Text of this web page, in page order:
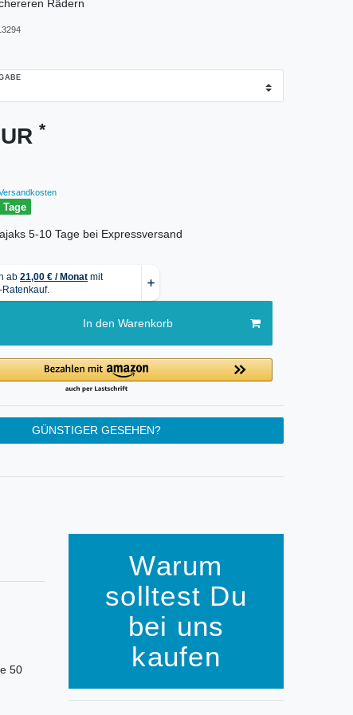
Rädern
*
5-10 Tage bei Expressversand
In den Warenkorb
GÜNSTIGER GESEHEN?
50
Warum
solltest Du
bei uns
kaufen